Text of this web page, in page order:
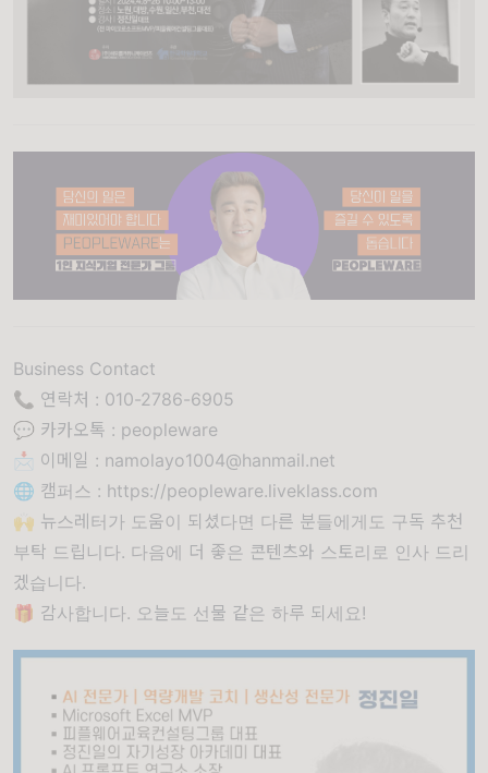
Business Contact
📞 연락처 : 010-2786-6905
💬 카카오톡 : peopleware
📩 이메일 : namolayo1004@hanmail.net
🌐 캠퍼스 : https://peopleware.liveklass.com
🙌 뉴스레터가 도움이 되셨다면 다른 분들에게도 구독 추천
부탁 드립니다. 다음에 더 좋은 콘텐츠와 스토리로 인사 드리
겠습니다.
🎁 감사합니다. 오늘도 선물 같은 하루 되세요!